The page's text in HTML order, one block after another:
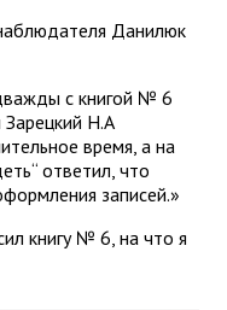
Данилюк
с книгой № 6
Зарецкий Н.А
время, а на
ответил, что
записей.»
книгу № 6, на что я